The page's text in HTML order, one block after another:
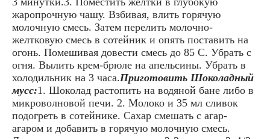
жаропрочную чашу. Взбивая, влить горячую
молочную смесь. Затем перелить молочно-
желтковую смесь в сотейник и опять поставить на
огонь. Помешивая довести смесь до 85 С. Убрать с
огня. Вылить крем-брюле на апельсины. Убрать в
холодильник на 3 часа.Приготовить Шоколадный
мусс:1. Шоколад растопить на водяной бане либо в
микроволновой печи. 2. Молоко и 35 мл сливок
подогреть в сотейнике. Сахар смешать с агар-
агаром и добавить в горячую молочную смесь.